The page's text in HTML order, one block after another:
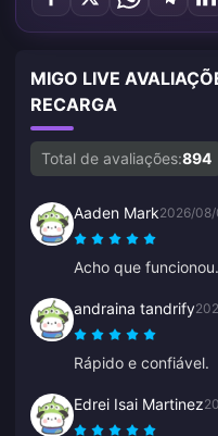
MIGO LIVE
RECARGA
Total de avaliações:894
Aaden Mark2026/
Acho que funcionou.
andraina tandrify
Rápido e confiável.
Edrei Isai Martinez